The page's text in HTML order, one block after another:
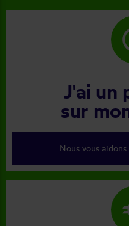
J'ai un
sur
Nous vous